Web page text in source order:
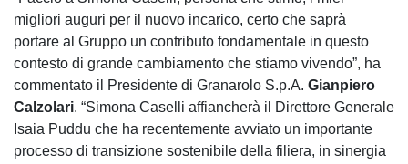
migliori auguri per il nuovo incarico, certo che saprà
portare al Gruppo un contributo fondamentale in questo
contesto di grande cambiamento che stiamo vivendo”, ha
commentato il Presidente di Granarolo S.p.A. Gianpiero
Calzolari. “Simona Caselli affiancherà il Direttore Generale
Isaia Puddu che ha recentemente avviato un importante
processo di transizione sostenibile della filiera, in sinergia